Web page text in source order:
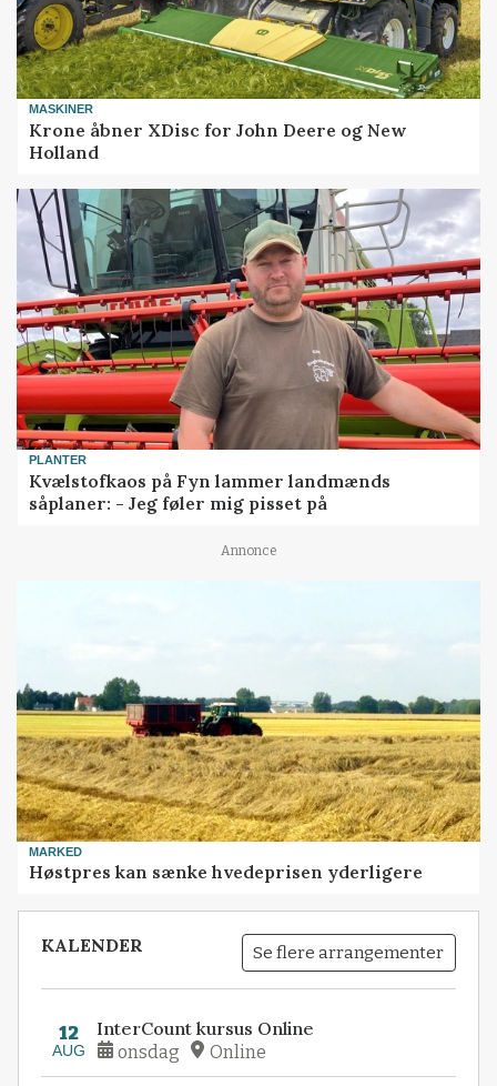
MASKINER
Krone åbner XDisc for John Deere og New
Holland
PLANTER
Kvælstofkaos på Fyn lammer landmænds
såplaner: - Jeg føler mig pisset på
Annonce
MARKED
Høstpres kan sænke hvedeprisen yderligere
KALENDER Se flere arrangementer
12
AUG
InterCount kursus Online
onsdag Online